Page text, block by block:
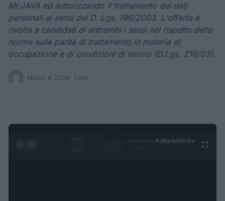
MI-JAVA ed autorizzando il trattamento dei dati
personali ai sensi del D. Lgs. 196/2003. L'offerta è
rivolta a candidati di entrambi i sessi nel rispetto delle
norme sulle parità di trattamento in materia di
occupazione e di condizioni di lavoro (D.Lgs. 216/03).
· Marzo 4, 2026 · 1 min
0:28 /
AdhubMedia